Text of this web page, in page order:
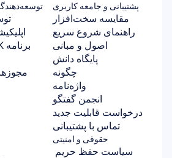
پشتیبانی و جامعه کاربری
مقایسه سخت‌افزار
راهنمای شروع سریع
اصول و مبانی
پایگاه دانش
چگونه
واژه‌نامه
انجمن گفتگو
درخواست قابلیت جدید
تماس با پشتیبانی
توسعه‌دهندگان و سازمانی
برنامه Cortex SDK
حقوقی و امنیتی